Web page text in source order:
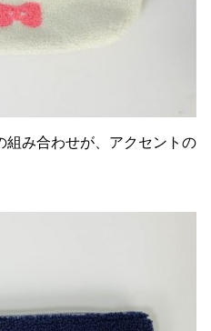
組み合わせが、アクセントの